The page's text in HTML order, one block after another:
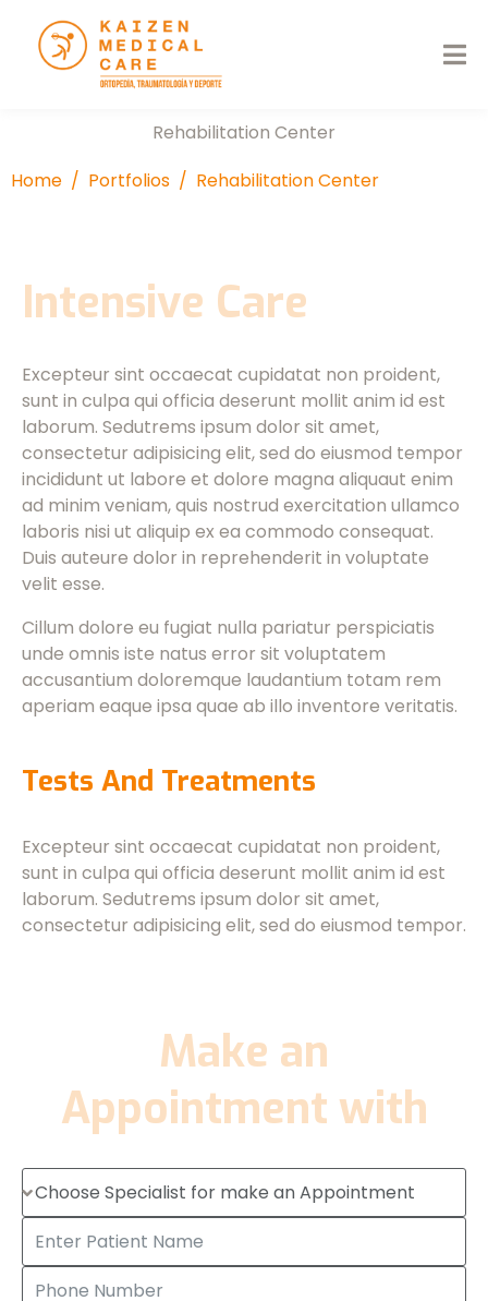
Rehabilitation Center
Home
Portfolios Rehabilitation Center
Intensive Care
Excepteur sint occaecat cupidatat non proident,
sunt in culpa qui officia deserunt mollit anim id est
laborum. Sedutrems ipsum dolor sit amet,
consectetur adipisicing elit, sed do eiusmod tempor
incididunt ut labore et dolore magna aliquaut enim
ad minim veniam, quis nostrud exercitation ullamco
laboris nisi ut aliquip ex ea commodo consequat.
Duis auteure dolor in reprehenderit in voluptate
velit esse.
Cillum dolore eu fugiat nulla pariatur perspiciatis
unde omnis iste natus error sit voluptatem
accusantium doloremque laudantium totam rem
aperiam eaque ipsa quae ab illo inventore veritatis.
Tests And Treatments
Excepteur sint occaecat cupidatat non proident,
sunt in culpa qui officia deserunt mollit anim id est
laborum. Sedutrems ipsum dolor sit amet,
consectetur adipisicing elit, sed do eiusmod tempor.
Make an
Appointment with